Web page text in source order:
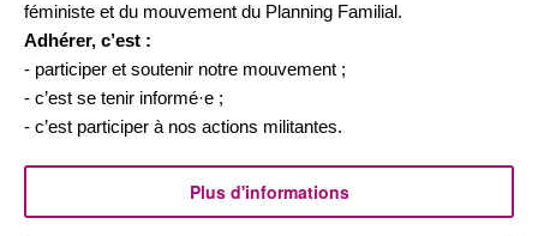
féministe et du mouvement du Planning Familial.
Adhérer, c’est :
- participer et soutenir notre mouvement ;
- c’est se tenir informé·e ;
- c’est participer à nos actions militantes.
Plus d'informations